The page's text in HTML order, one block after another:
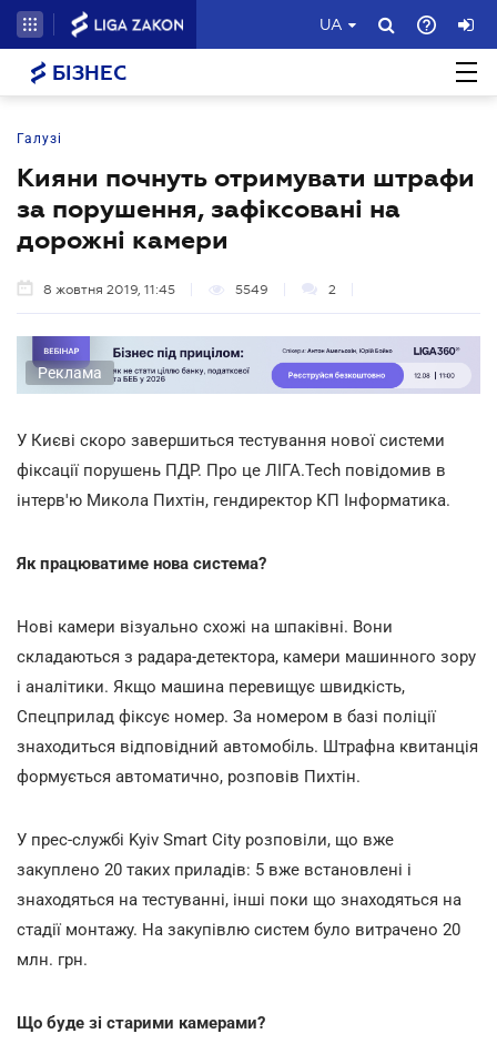
UA
БІЗНЕС
Галузі
Кияни почнуть отримувати штрафи
за порушення, зафіксовані на
дорожні камери
8 жовтня 2019, 11:45 5549 2
Реклама
У Києві скоро завершиться тестування нової системи
фіксації порушень ПДР. Про це ЛІГА.Tech повідомив в
інтерв'ю Микола Пихтін, гендиректор КП Інформатика.
Як працюватиме нова система?
Нові камери візуально схожі на шпаківні. Вони
складаються з радара-детектора, камери машинного зору
і аналітики. Якщо машина перевищує швидкість,
Спецприлад фіксує номер. За номером в базі поліції
знаходиться відповідний автомобіль. Штрафна квитанція
формується автоматично, розповів Пихтін.
У прес-службі Kyiv Smart City розповіли, що вже
закуплено 20 таких приладів: 5 вже встановлені і
знаходяться на тестуванні, інші поки що знаходяться на
стадії монтажу. На закупівлю систем було витрачено 20
млн. грн.
Що буде зі старими камерами?